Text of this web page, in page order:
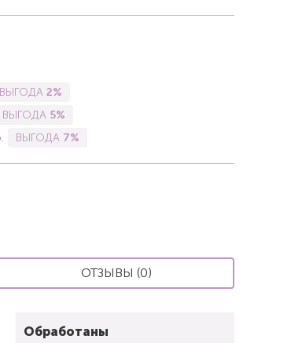
ВЫГОДА 2%
ВЫГОДА 5%
ВЫГОДА 7%
ОТЗЫВЫ (0)
Обработаны